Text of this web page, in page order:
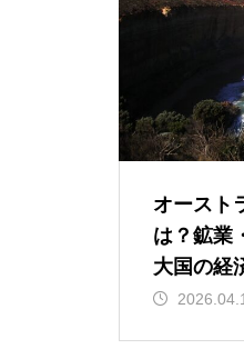
オースト
は？鉱業
大国の経